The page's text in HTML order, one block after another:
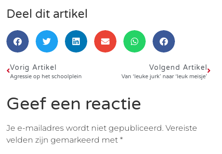
Deel dit artikel
Vorig Artikel
Agressie op het schoolplein
Volgend Artikel
Van ‘leuke jurk’ naar ‘leuk meisje’
Geef een reactie
Je e-mailadres wordt niet gepubliceerd. Vereiste
velden zijn gemarkeerd met*